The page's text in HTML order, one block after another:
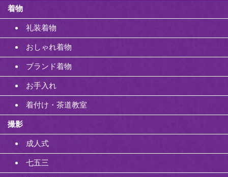
着物
礼装着物
おしゃれ着物
ブランド着物
お手入れ
着付け・茶道教室
撮影
成人式
七五三